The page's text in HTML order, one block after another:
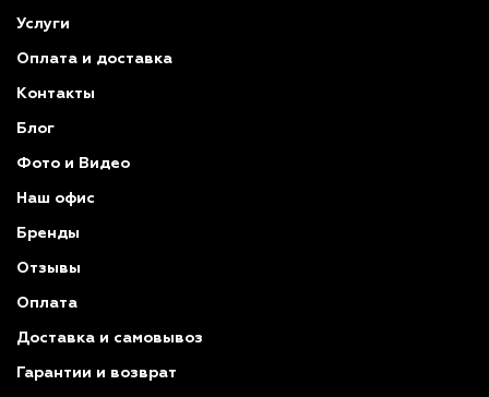
Услуги
Оплата и доставка
Контакты
Блог
Фото и Видео
Наш офис
Бренды
Отзывы
Оплата
Доставка и самовывоз
Гарантии и возврат